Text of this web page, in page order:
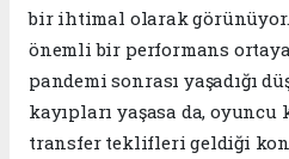
bir ihtimal olarak görünüyor.
önemli bir performans
pandemi sonrası yaşadığı
kayıpları yaşasa da,
transfer teklifleri geldiği